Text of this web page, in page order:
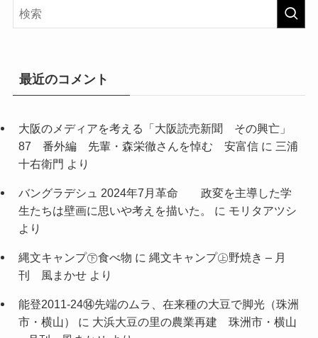
イ
ブ
最近のコメント
大阪のメディアを考える「大阪読売新聞 その興亡」
87 番外編 先輩・森栄徹さんを悼む 安富信に 三浦
十右衛門 より
バングラデシュ 2024年7月革命 政変を主導した学
生たちは壁画に思いや考えを描いた。
に モリタアツシ
より
縄文キャンプ㊦食べ物 に 縄文キャンプ㊤野焼き – 月
刊 風まかせより
能登2011-24⑭先端のムラ、在来種の大豆で脚光（珠洲
市・横山）
に 大浜大豆の里の農業再建 珠洲市・横山